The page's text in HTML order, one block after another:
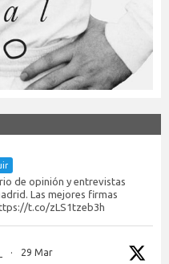
de opinión y entrevistas
Las mejores firmas
t.co/zLS1tzeb3h
· 29 Mar